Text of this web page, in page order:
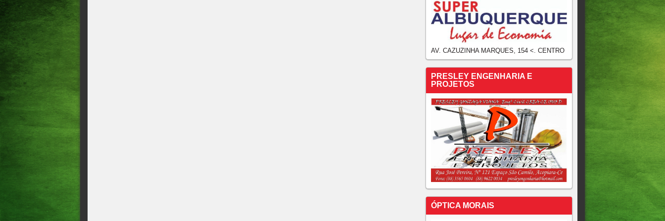
AV. CAZUZINHA MARQUES, 154 <. CENTRO
PRESLEY ENGENHARIA E
PROJETOS
ÓPTICA MORAIS